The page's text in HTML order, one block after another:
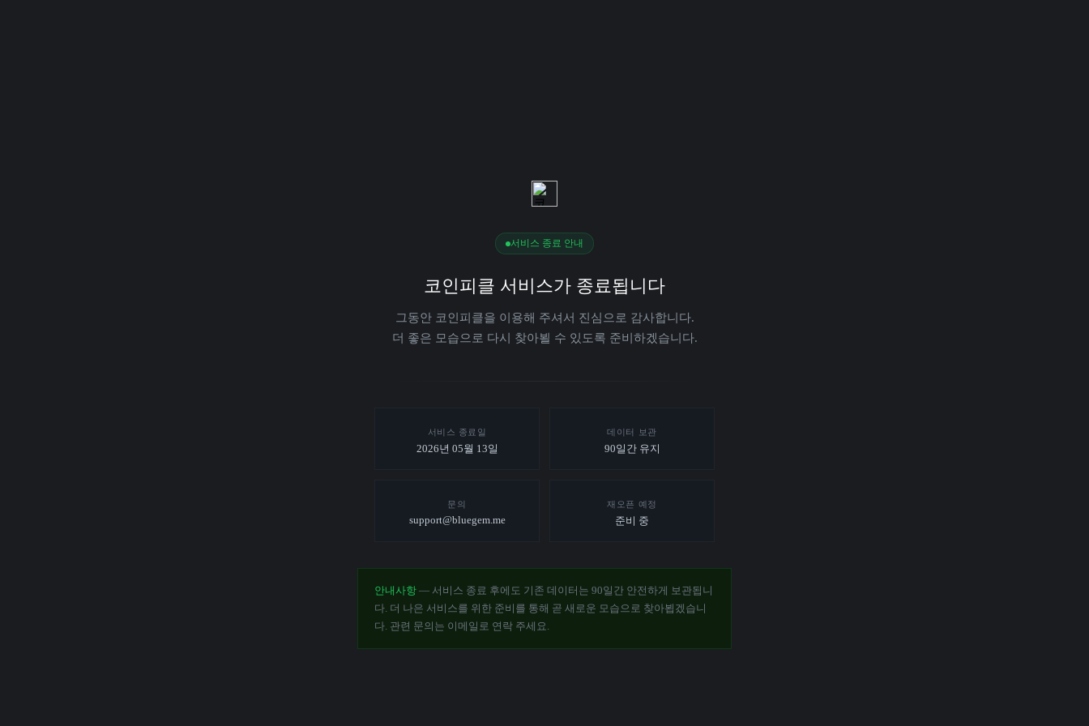
서비스 종료 안내
코인피클 서비스가 종료됩니다
그동안 코인피클을 이용해 주셔서 진심으로 감사합니다.
더 좋은 모습으로 다시 찾아뵐 수 있도록 준비하겠습니다.
서비스 종료일
2026년 05월 13일
데이터 보관
90일간 유지
문의
support@bluegem.me
재오픈 예정
준비 중
안내사항 — 서비스 종료 후에도 기존 데이터는 90일간 안전하게 보관됩니
다. 더 나은 서비스를 위한 준비를 통해 곧 새로운 모습으로 찾아뵙겠습니
다. 관련 문의는 이메일로 연락 주세요.